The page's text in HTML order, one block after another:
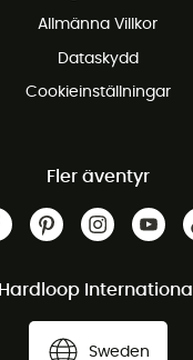
Allmänna Villkor
Dataskydd
Cookieinställningar
Fler äventyr
Hardloop International
Sweden